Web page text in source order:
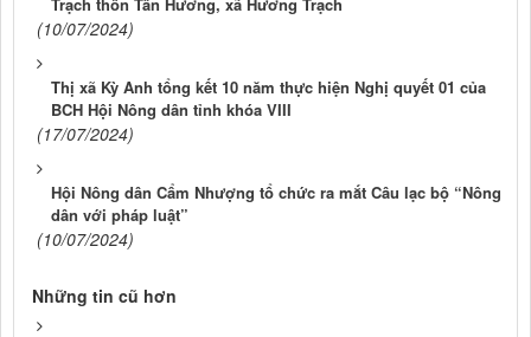
Trạch thôn Tân Hương, xã Hương Trạch
(10/07/2024)
Thị xã Kỳ Anh tổng kết 10 năm thực hiện Nghị quyết 01 của
BCH Hội Nông dân tỉnh khóa VIII
(17/07/2024)
Hội Nông dân Cẩm Nhượng tổ chức ra mắt Câu lạc bộ “Nông
dân với pháp luật”
(10/07/2024)
Những tin cũ hơn